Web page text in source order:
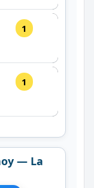
1
1
— La